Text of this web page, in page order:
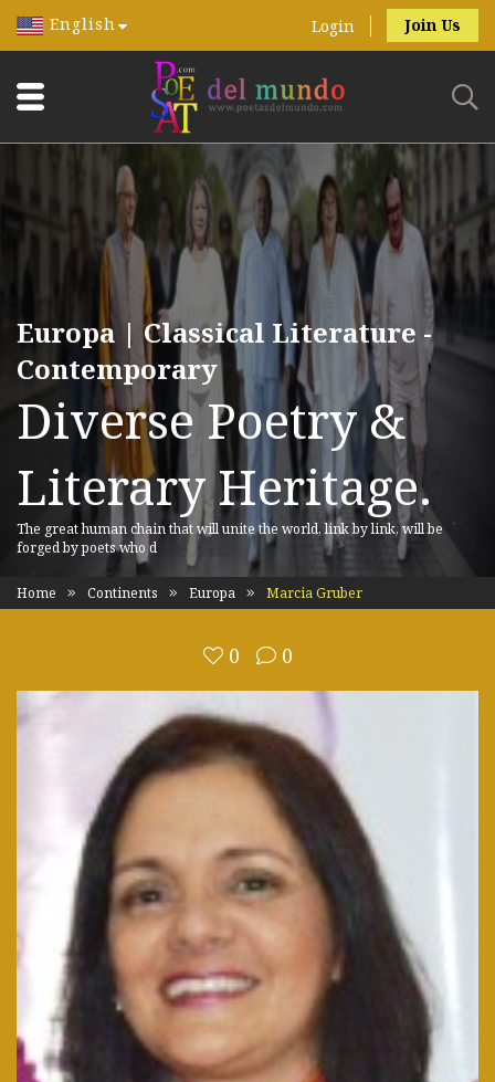
English Login Join Us
Europa | Classical Literature -
Contemporary
Diverse Poetry &
Literary Heritage.
The great human chain that will unite the world, link by link, will be
forged by poets who d
Home Continents Europa Marcia Gruber
0 0